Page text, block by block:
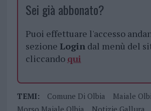
Sei già abbonato?
Puoi effettuare l'accesso
sezione Logindal menù del
cliccando qui
TEMI: Comune Di Olbia
Maiale